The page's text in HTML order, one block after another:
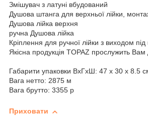
Змішувач з латуні вбудований
Душова штанга для верхньої лійки, монтаж
Душова лійка верхня
ручна Душова лійка
Кріплення для ручної лійки з виходом
Якісна продукція TOPAZ прослужить Вам
Габарити упаковки ВхГхШ: 47 х 30 х 8.5
Вага нетто: 2875 м
Вага брутто: 3355 р
Приховати